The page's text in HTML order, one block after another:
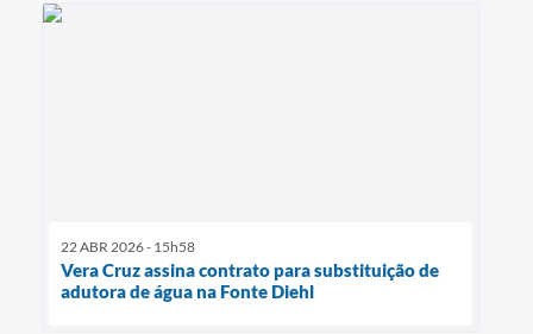
22 ABR 2026 - 15h58
Vera Cruz assina contrato para substituição de
adutora de água na Fonte Diehl